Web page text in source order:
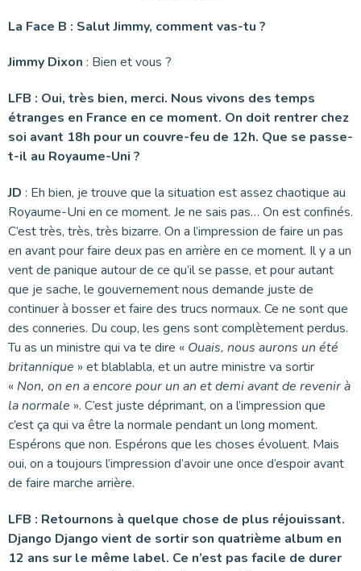
La Face B : Salut Jimmy, comment vas-tu ?
Jimmy Dixon : Bien et vous ?
LFB : Oui, très bien, merci. Nous vivons des temps
étranges en France en ce moment. On doit rentrer chez
soi avant 18h pour un couvre-feu de 12h. Que se passe-
t-il au Royaume-Uni ?
JD : Eh bien, je trouve que la situation est assez chaotique au
Royaume-Uni en ce moment. Je ne sais pas… On est confinés.
C’est très, très, très bizarre. On a l’impression de faire un pas
en avant pour faire deux pas en arrière en ce moment. Il y a un
vent de panique autour de ce qu’il se passe, et pour autant
que je sache, le gouvernement nous demande juste de
continuer à bosser et faire des trucs normaux. Ce ne sont que
des conneries. Du coup, les gens sont complètement perdus.
Tu as un ministre qui va te dire « Ouais, nous aurons un été
britannique » et blablabla, et un autre ministre va sortir
« Non, on en a encore pour un an et demi avant de revenir à
la normale ». C’est juste déprimant, on a l’impression que
c’est ça qui va être la normale pendant un long moment.
Espérons que non. Espérons que les choses évoluent. Mais
oui, on a toujours l’impression d’avoir une once d’espoir avant
de faire marche arrière.
LFB : Retournons à quelque chose de plus réjouissant.
Django Django vient de sortir son quatrième album en
12 ans sur le même label. Ce n’est pas facile de durer